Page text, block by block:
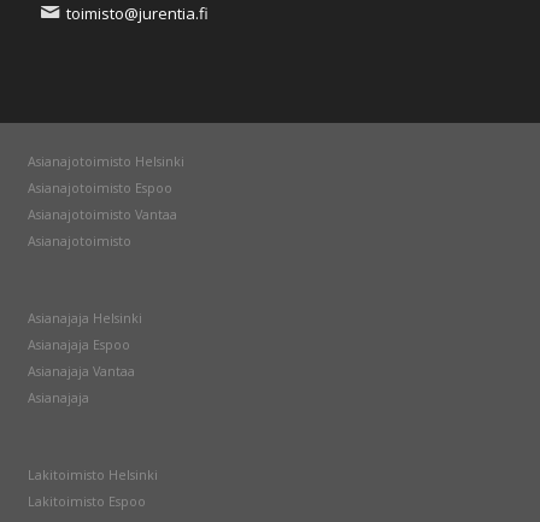
toimisto@jurentia.fi
Asianajotoimisto Helsinki
Asianajotoimisto Espoo
Asianajotoimisto Vantaa
Asianajotoimisto
Asianajaja Helsinki
Asianajaja Espoo
Asianajaja Vantaa
Asianajaja
Lakitoimisto Helsinki
Lakitoimisto Espoo